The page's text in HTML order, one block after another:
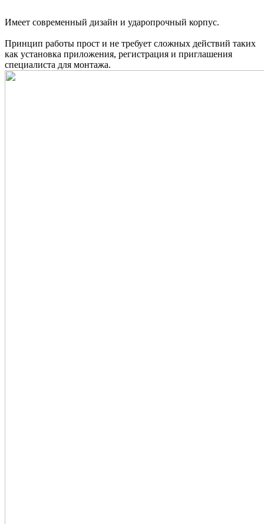
Имеет современный дизайн и ударопрочный корпус.
Принцип работы прост и не требует сложных действий таких
как установка приложения, регистрация и приглашения
специалиста для монтажа.